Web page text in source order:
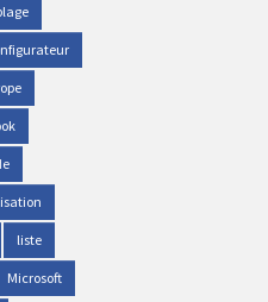
liste
Microsoft